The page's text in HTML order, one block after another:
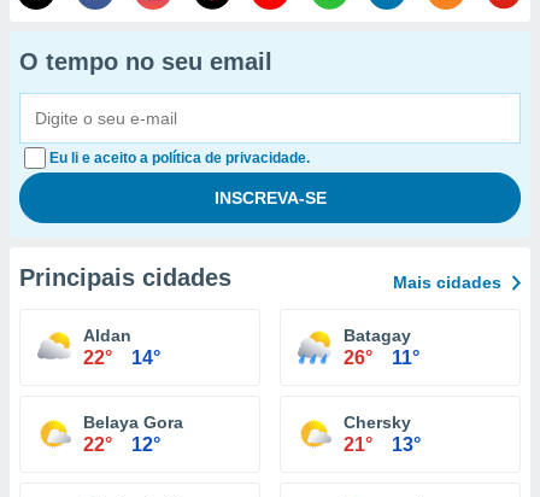
O tempo no seu email
Eu li e aceito a política de privacidade.
Principais cidades Mais cidades
Aldan
22° 14°
Batagay
26° 11°
Belaya Gora
22° 12°
Chersky
21° 13°